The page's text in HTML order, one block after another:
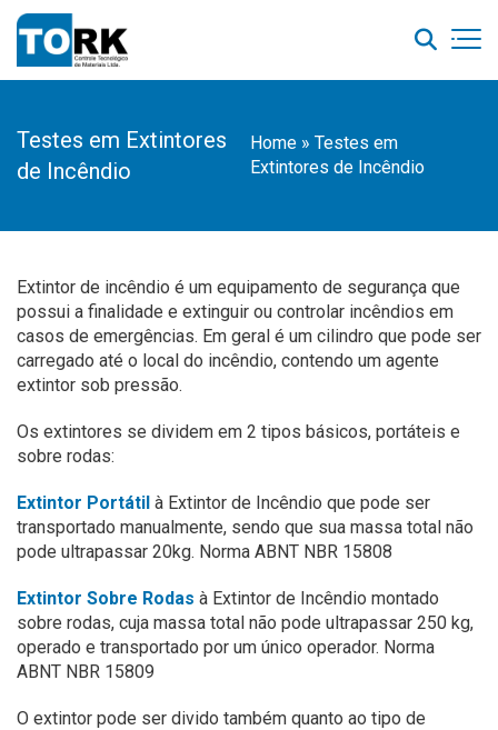
Testes em Extintores
de Incêndio
Home »Testes em
Extintores de Incêndio
Extintor de incêndio é um equipamento de segurança que
possui a finalidade e extinguir ou controlar incêndios em
casos de emergências. Em geral é um cilindro que pode ser
carregado até o local do incêndio, contendo um agente
extintor sob pressão.
Os extintores se dividem em 2 tipos básicos, portáteis e
sobre rodas:
Extintor Portátil à Extintor de Incêndio que pode ser
transportado manualmente, sendo que sua massa total não
pode ultrapassar 20kg. Norma ABNT NBR 15808
Extintor Sobre Rodas à Extintor de Incêndio montado
sobre rodas, cuja massa total não pode ultrapassar 250 kg,
operado e transportado por um único operador. Norma
ABNT NBR 15809
O extintor pode ser divido também quanto ao tipo de